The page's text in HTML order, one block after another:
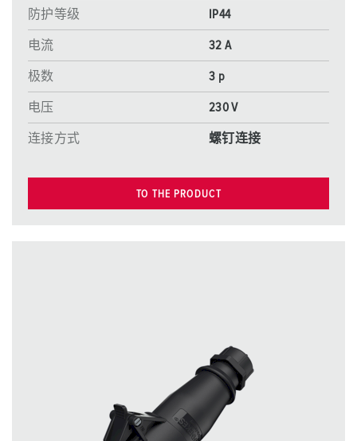
防护等级
IP44
电流 32 A
极数 3 p
电压 230 V
连接方式 螺钉连接
TO THE PRODUCT